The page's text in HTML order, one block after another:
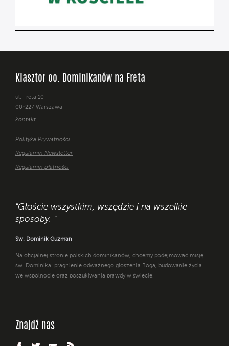
Klasztor oo. Dominikanów na Freta
ul. Freta 10
00-227 Warszawa
kontakt
Polityka Prywatności
Regulamin Newsletter
Regulamin płatności
"Głoście wszystkim, wszędzie i na wszelkie
sposoby. "
Św. Dominik Guzman
Na oficjalnej stronie polskich dominikanów, chcemy podejmować misję
św. Dominika: pragnienie odważnego głoszenia Boga, budowanie życia
we wspólnocie oraz poszukiwania prawdy w świecie.
Znajdź nas